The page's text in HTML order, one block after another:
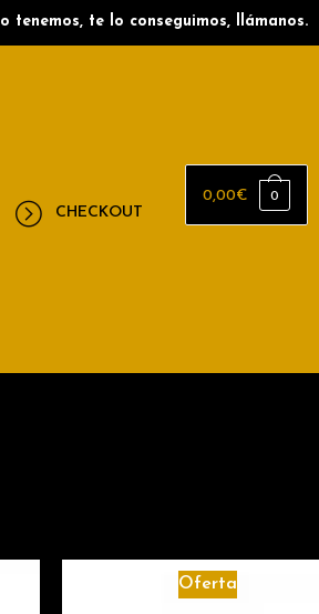
tenemos, te lo conseguimos, llámanos.
CHECKOUT
0,00€ 0
Oferta